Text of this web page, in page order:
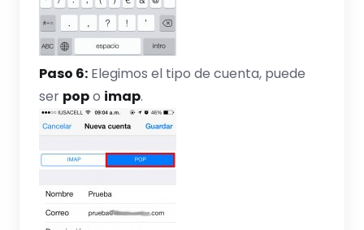
Paso 6: Elegimos el tipo de cuenta, puede
ser popo imap.